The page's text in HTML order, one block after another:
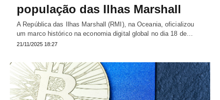
população das Ilhas Marshall
A República das Ilhas Marshall (RMI), na Oceania, oficializou
um marco histórico na economia digital global no dia 18 de…
21/11/2025 18:27